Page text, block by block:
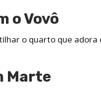
o Vovô
o quarto que
Marte